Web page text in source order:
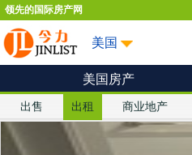
领先的国际房产网
美国
美国房产
出售 出租 商业地产